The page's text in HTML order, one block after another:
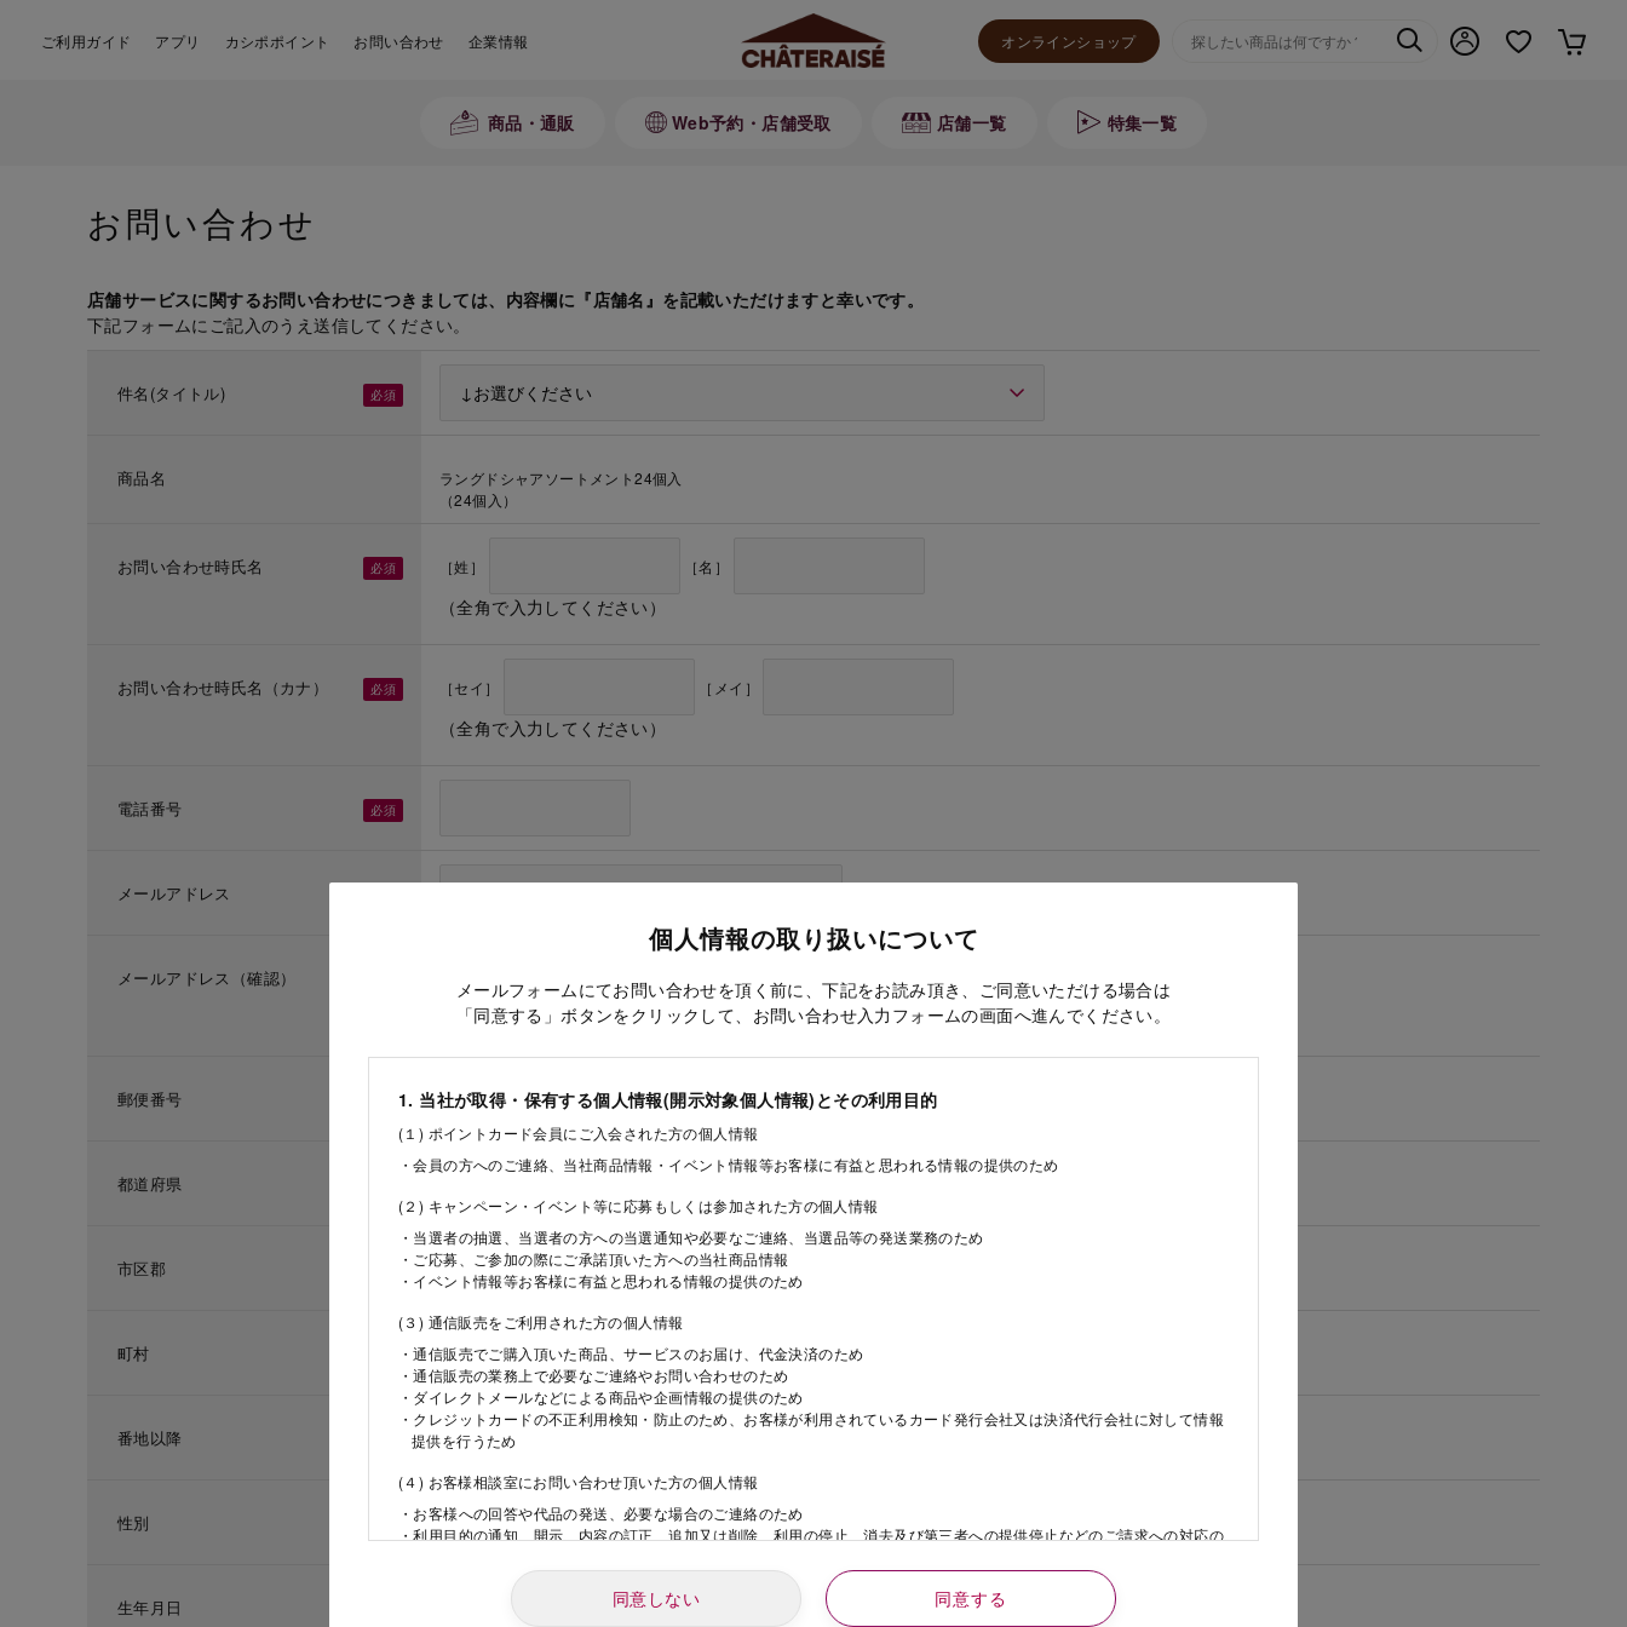
ご利用ガイド アプリ カシポポイント お問い合わせ 企業情報 オンラインショップ
商品・通販 Web予約・店舗受取 店舗一覧 特集一覧
お問い合わせ
店舗サービスに関するお問い合わせにつきましては、内容欄に『店舗名』を記載いただけますと幸いです。
下記フォームにご記入のうえ送信してください。
個人情報の取り扱いについて
メールフォームにてお問い合わせを頂く前に、下記をお読み頂き、ご同意いただける場合は
「同意する」ボタンをクリックして、お問い合わせ入力フォームの画面へ進んでください。
1. 当社が取得・保有する個人情報(開示対象個人情報)とその利用目的
(１) ポイントカード会員にご入会された方の個人情報
・会員の方へのご連絡、当社商品情報・イベント情報等お客様に有益と思われる情報の提供のため
(２) キャンペーン・イベント等に応募もしくは参加された方の個人情報
・当選者の抽選、当選者の方への当選通知や必要なご連絡、当選品等の発送業務のため
・ご応募、ご参加の際にご承諾頂いた方への当社商品情報
・イベント情報等お客様に有益と思われる情報の提供のため
(３) 通信販売をご利用された方の個人情報
・通信販売でご購入頂いた商品、サービスのお届け、代金決済のため
・通信販売の業務上で必要なご連絡やお問い合わせのため
・ダイレクトメールなどによる商品や企画情報の提供のため
・クレジットカードの不正利用検知・防止のため、お客様が利用されているカード発行会社又は決済代行会社に対して情報
提供を行うため
(４) お客様相談室にお問い合わせ頂いた方の個人情報
・お客様への回答や代品の発送、必要な場合のご連絡のため
・利用目的の通知、開示、内容の訂正、追加又は削除、利用の停止、消去及び第三者への提供停止などのご請求への対応の
(５) 当社の採用活動にご応募された方の個人情報
同意しない 同意する
件名(タイトル)
商品名
ラングドシャアソートメント24個入
（24個入）
お問い合わせ時氏名 ［姓］ ［名］
（全角で入力してください）
お問い合わせ時氏名（カナ） ［セイ］ ［メイ］
（全角で入力してください）
電話番号
メールアドレス
メールアドレス（確認）
（メールアドレス確認のため再度入力をお願いします）
郵便番号
都道府県
市区郡
町村
番地以降
性別
生年月日 年